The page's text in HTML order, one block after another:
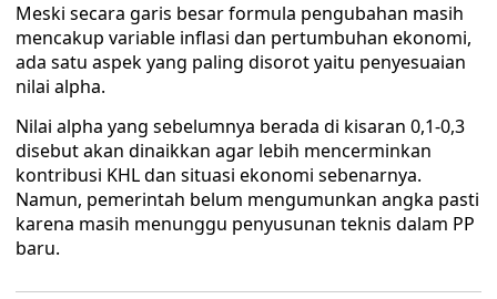
Meski secara garis besar formula pengubahan masih
mencakup variable inflasi dan pertumbuhan ekonomi,
ada satu aspek yang paling disorot yaitu penyesuaian
nilai alpha.
Nilai alpha yang sebelumnya berada di kisaran 0,1-0,3
disebut akan dinaikkan agar lebih mencerminkan
kontribusi KHL dan situasi ekonomi sebenarnya.
Namun, pemerintah belum mengumunkan angka pasti
karena masih menunggu penyusunan teknis dalam PP
baru.